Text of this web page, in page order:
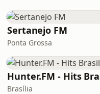
Sertanejo FM
Ponta Grossa
Hunter.FM - Hits
Brasília